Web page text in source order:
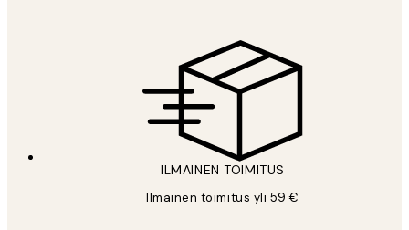
ILMAINEN TOIMITUS
Ilmainen toimitus yli 59 €